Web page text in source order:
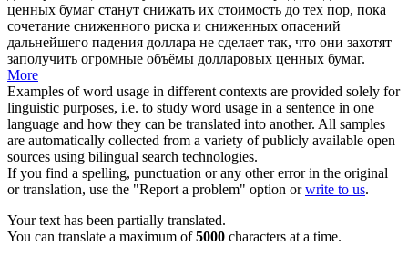
ценных бумаг станут снижать их стоимость до тех пор, пока
сочетание сниженного риска и сниженных опасений
дальнейшего падения доллара не сделает так, что они захотят
заполучить огромные объёмы долларовых ценных бумаг.
More
Examples of word usage in different contexts are provided solely for
linguistic purposes, i.e. to study word usage in a sentence in one
language and how they can be translated into another. All samples
are automatically collected from a variety of publicly available open
sources using bilingual search technologies.
If you find a spelling, punctuation or any other error in the original
or translation, use the "Report a problem" option orwrite to us.
Your text has been partially translated.
You can translate a maximum of5000 characters at a time.